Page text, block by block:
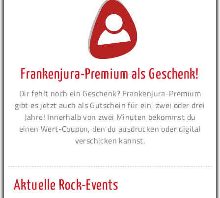
Frankenjura-Premium als Geschenk!
Dir fehlt noch ein Geschenk? Frankenjura-Premium
gibt es jetzt auch als Gutschein für ein, zwei oder drei
Jahre! Innerhalb von zwei Minuten bekommst du
einen Wert-Coupon, den du ausdrucken oder digital
verschicken kannst.
Aktuelle Rock-Events